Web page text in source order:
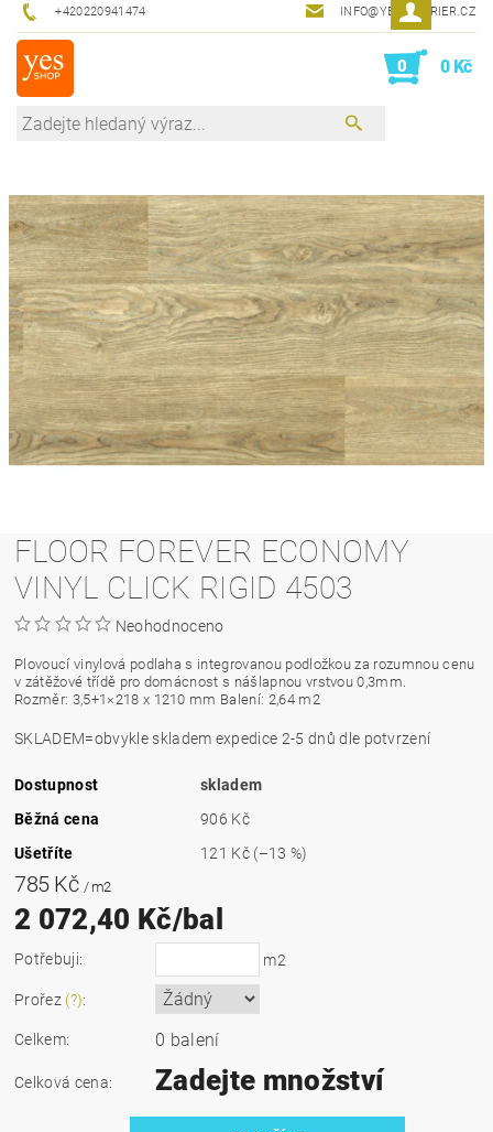
+420220941474 INFO@YESINTERIER.CZ
0 0 Kč
FLOOR FOREVER ECONOMY
VINYL CLICK RIGID 4503
Neohodnoceno
Plovoucí vinylová podlaha s integrovanou podložkou za rozumnou cenu
v zátěžové třídě pro domácnost s nášlapnou vrstvou 0,3mm.
Rozměr: 3,5+1×218 x 1210 mm Balení: 2,64 m2
SKLADEM=obvykle skladem expedice 2-5 dnů dle potvrzení
Dostupnost
skladem
Běžná cena
906 Kč
Ušetříte
121 Kč (–13 %)
785 Kč / m2
2 072,40 Kč/bal
Potřebuji: m2
Prořez (?):
Celkem: 0 balení
Celková cena: Zadejte množství